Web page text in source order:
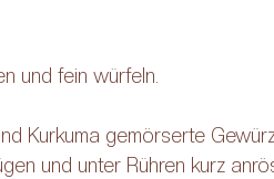
und fein würfeln.
Kurkuma gemörserte
und unter Rühren kurz